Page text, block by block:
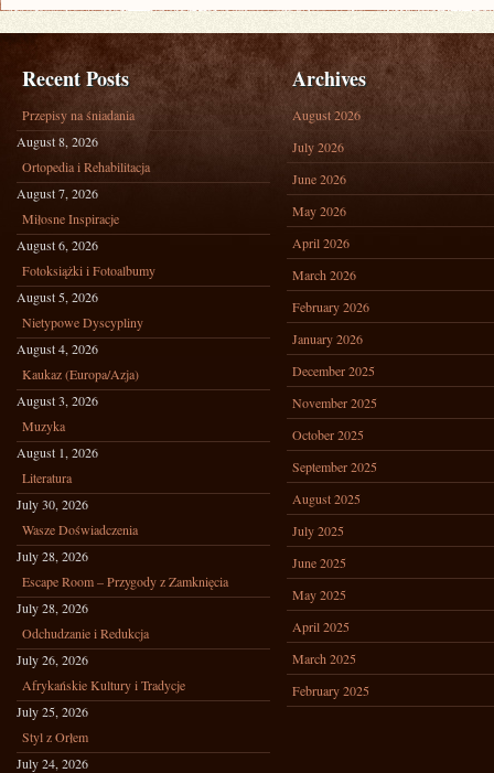
SIĘ
NAJRÓŻNIEJSZYM
DZIAŁANIOM
Recent Posts
Przepisy na śniadania
August 8, 2026
Ortopedia i Rehabilitacja
August 7, 2026
Miłosne Inspiracje
August 6, 2026
Fotoksiążki i Fotoalbumy
August 5, 2026
Nietypowe Dyscypliny
August 4, 2026
Kaukaz (Europa/Azja)
August 3, 2026
Muzyka
August 1, 2026
Literatura
July 30, 2026
Wasze Doświadczenia
July 28, 2026
Escape Room – Przygody z Zamknięcia
July 28, 2026
Odchudzanie i Redukcja
July 26, 2026
Afrykańskie Kultury i Tradycje
July 25, 2026
Styl z Orłem
July 24, 2026
Archives
August 2026
July 2026
June 2026
May 2026
April 2026
March 2026
February 2026
January 2026
December 2025
November 2025
October 2025
September 2025
August 2025
July 2025
June 2025
May 2025
April 2025
March 2025
February 2025